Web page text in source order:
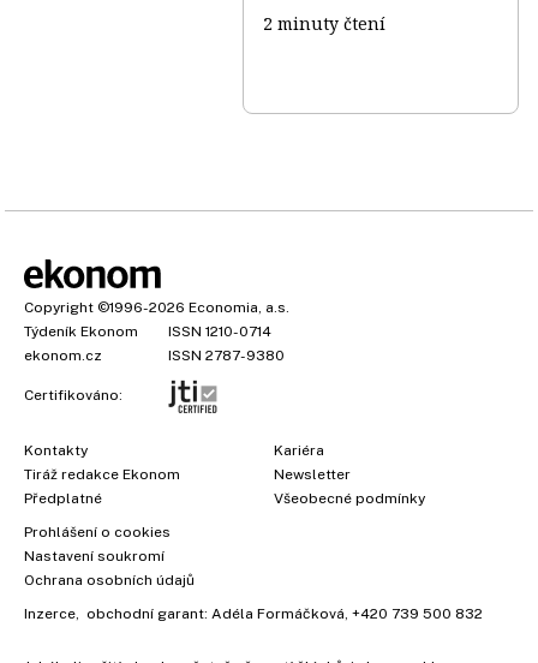
2 minuty čtení
Copyright ©1996-2026 Economia, a.s.
Týdeník Ekonom
ISSN 1210-0714
ekonom.cz
ISSN 2787-9380
Certifikováno:
Kontakty
Tiráž redakce Ekonom
Předplatné
Kariéra
Newsletter
Všeobecné podmínky
Prohlášení o cookies
Nastavení soukromí
Ochrana osobních údajů
Inzerce , obchodní garant: Adéla Formáčková +420 739 500 832